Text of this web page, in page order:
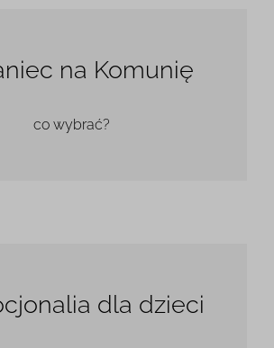
na Komunię
co wybrać?
dla dzieci